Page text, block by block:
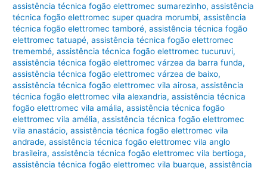
assistência técnica fogão elettromec sumarezinho,assistência
técnica fogão elettromec super quadra morumbi,assistência
técnica fogão elettromec tamboré,assistência técnica fogão
elettromec tatuapé,assistência técnica fogão elettromec
tremembé,assistência técnica fogão elettromec tucuruvi,
assistência técnica fogão elettromec várzea da barra funda,
assistência técnica fogão elettromec várzea de baixo,
assistência técnica fogão elettromec vila airosa,assistência
técnica fogão elettromec vila alexandria,assistência técnica
fogão elettromec vila amália,assistência técnica fogão
elettromec vila amélia,assistência técnica fogão elettromec
vila anastácio,assistência técnica fogão elettromec vila
andrade,assistência técnica fogão elettromec vila anglo
brasileira,assistência técnica fogão elettromec vila bertioga,
assistência técnica fogão elettromec vila buarque,assistência